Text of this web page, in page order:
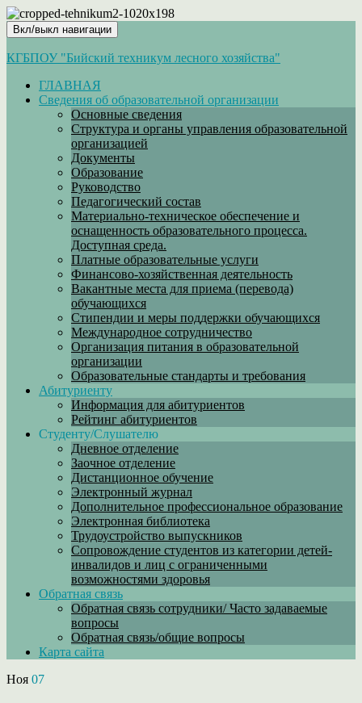
Вкл/выкл навигации
КГБПОУ "Бийский техникум лесного хозяйства"
ГЛАВНАЯ
Сведения об образовательной организации
Основные сведения
Структура и органы управления образовательной
организацией
Документы
Образование
Руководство
Педагогический состав
Материально-техническое обеспечение и
оснащенность образовательного процесса.
Доступная среда.
Платные образовательные услуги
Финансово-хозяйственная деятельность
Вакантные места для приема (перевода)
обучающихся
Стипендии и меры поддержки обучающихся
Международное сотрудничество
Организация питания в образовательной
организации
Образовательные стандарты и требования
Абитуриенту
Информация для абитуриентов
Рейтинг абитуриентов
Студенту/Слушателю
Дневное отделение
Заочное отделение
Дистанционное обучение
Электронный журнал
Дополнительное профессиональное образование
Электронная библиотека
Трудоустройство выпускников
Сопровождение студентов из категории детей-
инвалидов и лиц с ограниченными
возможностями здоровья
Обратная связь
Обратная связь сотрудники/ Часто задаваемые
вопросы
Обратная связь/общие вопросы
Карта сайта
Ноя 07